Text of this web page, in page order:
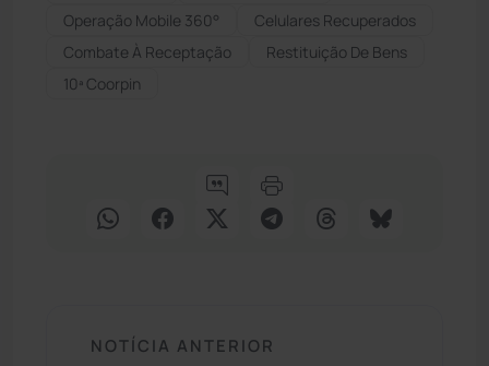
Operação Mobile 360°
Celulares Recuperados
Combate À Receptação
Restituição De Bens
10ª Coorpin
NOTÍCIA ANTERIOR